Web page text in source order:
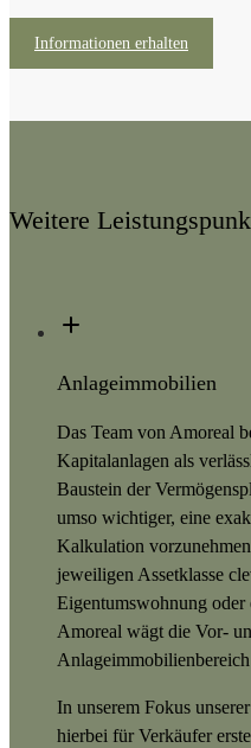
Informationen erhalten
Weitere
Anlageimmobilien
Das Team von Amoreal
Kapitalanlagen als
Baustein der
umso wichtiger, eine
Kalkulation
jeweiligen Assetklasse
Eigentumswohnung oder
Amoreal wägt die Vor-
In unserem Fokus
hierbei für Verkäufer